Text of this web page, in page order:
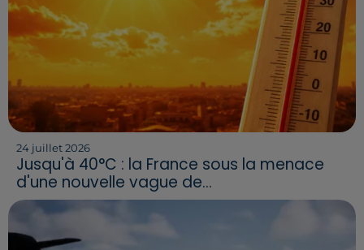
24 juillet 2026
Jusqu'à 40°C : la France sous la menace
d'une nouvelle vague de...